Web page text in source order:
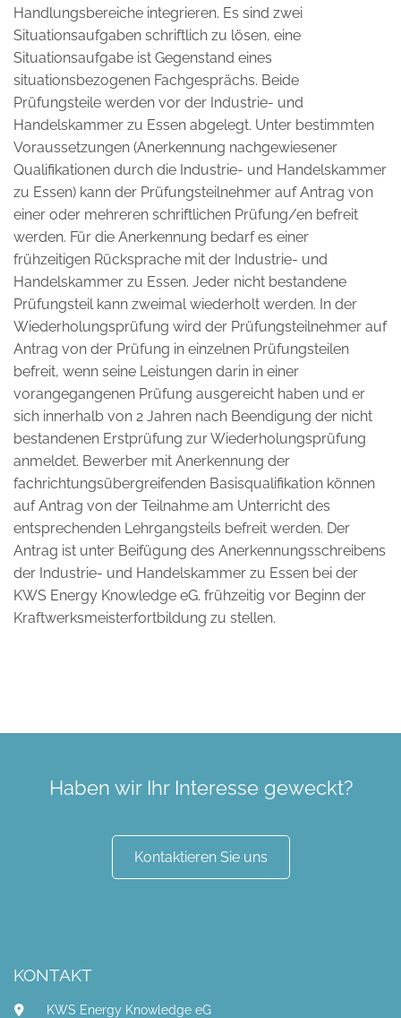
Handlungsbereiche integrieren. Es sind zwei
Situationsaufgaben schriftlich zu lösen, eine
Situationsaufgabe ist Gegenstand eines
situationsbezogenen Fachgesprächs. Beide
Prüfungsteile werden vor der Industrie- und
Handelskammer zu Essen abgelegt. Unter bestimmten
Voraussetzungen (Anerkennung nachgewiesener
Qualifikationen durch die Industrie- und Handelskammer
zu Essen) kann der Prüfungsteilnehmer auf Antrag von
einer oder mehreren schriftlichen Prüfung/en befreit
werden. Für die Anerkennung bedarf es einer
frühzeitigen Rücksprache mit der Industrie- und
Handelskammer zu Essen. Jeder nicht bestandene
Prüfungsteil kann zweimal wiederholt werden. In der
Wiederholungsprüfung wird der Prüfungsteilnehmer auf
Antrag von der Prüfung in einzelnen Prüfungsteilen
befreit, wenn seine Leistungen darin in einer
vorangegangenen Prüfung ausgereicht haben und er
sich innerhalb von 2 Jahren nach Beendigung der nicht
bestandenen Erstprüfung zur Wiederholungsprüfung
anmeldet. Bewerber mit Anerkennung der
fachrichtungsübergreifenden Basisqualifikation können
auf Antrag von der Teilnahme am Unterricht des
entsprechenden Lehrgangsteils befreit werden. Der
Antrag ist unter Beifügung des Anerkennungsschreibens
der Industrie- und Handelskammer zu Essen bei der
KWS Energy Knowledge eG. frühzeitig vor Beginn der
Kraftwerksmeisterfortbildung zu stellen.
Haben wir Ihr Interesse geweckt?
Kontaktieren Sie uns
KONTAKT
KWS Energy Knowledge eG